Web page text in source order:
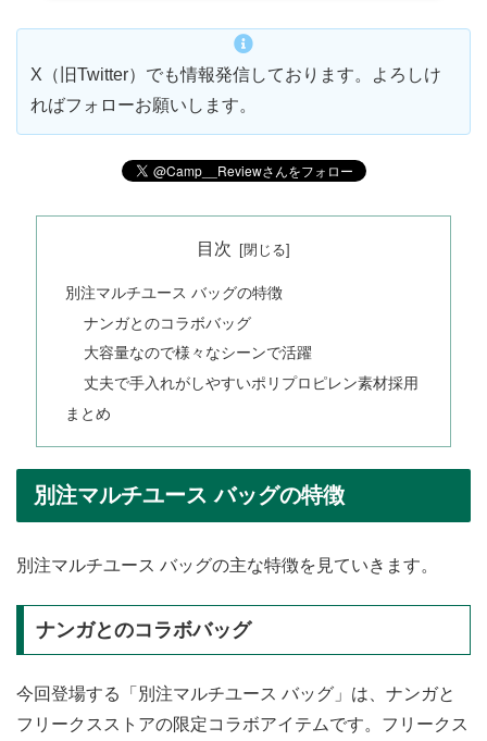
X（旧Twitter）でも情報発信しております。よろしけ
ればフォローお願いします。
目次
別注マルチユース バッグの特徴
ナンガとのコラボバッグ
大容量なので様々なシーンで活躍
丈夫で手入れがしやすいポリプロピレン素材採用
まとめ
別注マルチユース バッグの特徴
別注マルチユース バッグの主な特徴を見ていきます。
ナンガとのコラボバッグ
今回登場する「別注マルチユース バッグ」は、ナンガと
フリークスストアの限定コラボアイテムです。フリークス